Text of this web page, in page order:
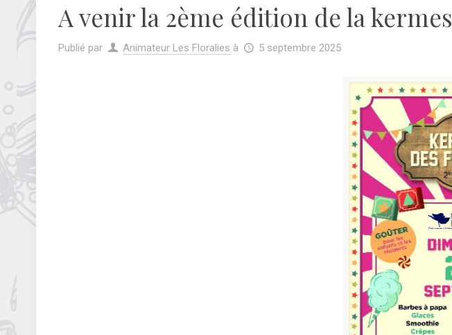
A venir la 2ème édition de la
Publié par Animateur Les Floralies à 5 septembre 2025